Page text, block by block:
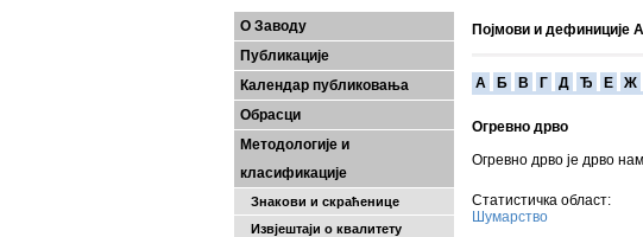
О Заводу
Публикације
Календар публиковања
Обрасци
Методологије и
класификације
Знакови и скраћенице
Извјештаји о квалитету
Појмови и
A Б В Г Д Ђ Е Ж
Огревно дрво
Огревно дрво је дрво
Статистичка област:
Шумарство